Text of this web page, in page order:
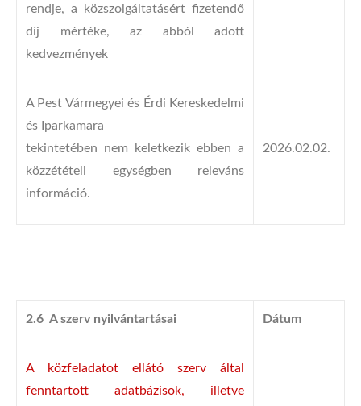
rendje, a közszolgáltatásért fizetendő
díj mértéke, az abból adott
kedvezmények
A Pest Vármegyei és Érdi Kereskedelmi
és Iparkamara
tekintetében nem keletkezik ebben a
közzétételi egységben releváns
információ.
2026.02.02.
2.6 A szerv nyilvántartásai Dátum
A közfeladatot ellátó szerv által
fenntartott adatbázisok, illetve